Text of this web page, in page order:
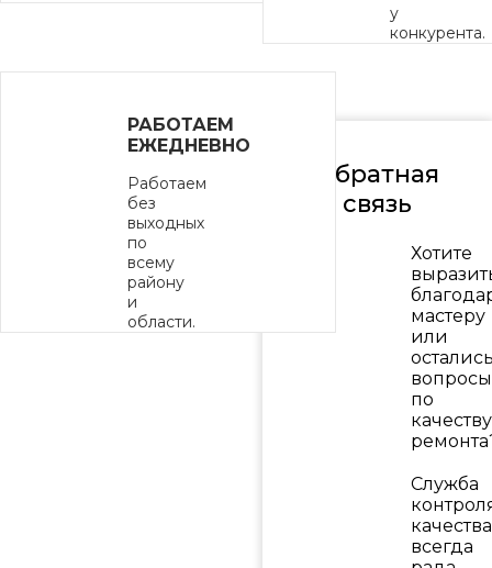
у
конкурента.
РАБОТАЕМ
ЕЖЕДНЕВНО
Работаем
без
выходных
по
всему
району
и
области.
Обратная
связь
Хотите
мастеру
или
вопросы
по
качеству
Служба
качества
всегда